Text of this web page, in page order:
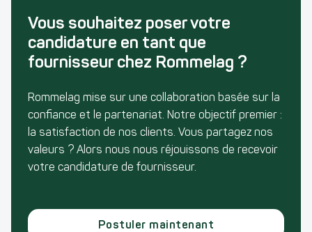
Vous souhaitez poser votre
candidature en tant que
fournisseur chez Rommelag ?
Rommelag mise sur une collaboration basée sur la
confiance et le partenariat. Notre objectif premier :
la satisfaction de nos clients. Vous partagez nos
valeurs ? Alors nous nous réjouissons de recevoir
votre candidature de fournisseur.
Postuler maintenant